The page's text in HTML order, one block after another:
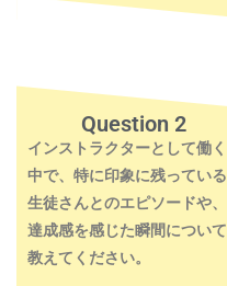
Question 2
インストラクターとして働く
中で、特に印象に残っている
生徒さんとのエピソードや、
達成感を感じた瞬間について
教えてください。